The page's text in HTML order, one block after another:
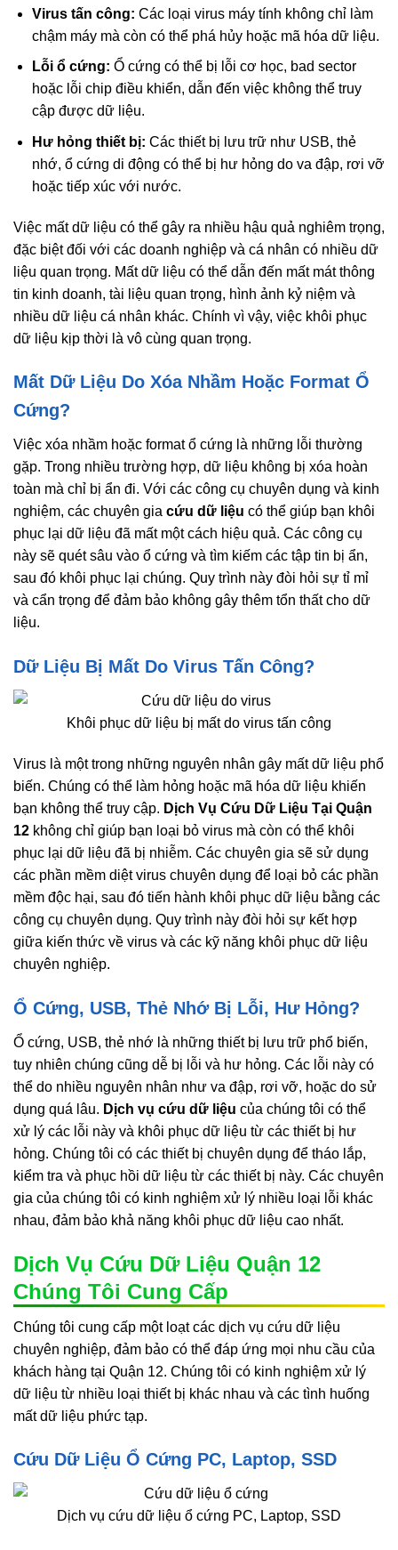
Virus tấn công: Các loại virus máy tính không chỉ làm
chậm máy mà còn có thể phá hủy hoặc mã hóa dữ liệu.
Lỗi ổ cứng: Ổ cứng có thể bị lỗi cơ học, bad sector
hoặc lỗi chip điều khiển, dẫn đến việc không thể truy
cập được dữ liệu.
Hư hỏng thiết bị: Các thiết bị lưu trữ như USB, thẻ
nhớ, ổ cứng di động có thể bị hư hỏng do va đập, rơi vỡ
hoặc tiếp xúc với nước.
Việc mất dữ liệu có thể gây ra nhiều hậu quả nghiêm trọng,
đặc biệt đối với các doanh nghiệp và cá nhân có nhiều dữ
liệu quan trọng. Mất dữ liệu có thể dẫn đến mất mát thông
tin kinh doanh, tài liệu quan trọng, hình ảnh kỷ niệm và
nhiều dữ liệu cá nhân khác. Chính vì vậy, việc khôi phục
dữ liệu kịp thời là vô cùng quan trọng.
Mất Dữ Liệu Do Xóa Nhầm Hoặc Format Ổ
Cứng?
Việc xóa nhầm hoặc format ổ cứng là những lỗi thường
gặp. Trong nhiều trường hợp, dữ liệu không bị xóa hoàn
toàn mà chỉ bị ẩn đi. Với các công cụ chuyên dụng và kinh
nghiệm, các chuyên gia cứu dữ liệu có thể giúp bạn khôi
phục lại dữ liệu đã mất một cách hiệu quả. Các công cụ
này sẽ quét sâu vào ổ cứng và tìm kiếm các tập tin bị ẩn,
sau đó khôi phục lại chúng. Quy trình này đòi hỏi sự tỉ mỉ
và cẩn trọng để đảm bảo không gây thêm tổn thất cho dữ
liệu.
Dữ Liệu Bị Mất Do Virus Tấn Công?
Khôi phục dữ liệu bị mất do virus tấn công
Virus là một trong những nguyên nhân gây mất dữ liệu phổ
biến. Chúng có thể làm hỏng hoặc mã hóa dữ liệu khiến
bạn không thể truy cập. Dịch Vụ Cứu Dữ Liệu Tại Quận
12 không chỉ giúp bạn loại bỏ virus mà còn có thể khôi
phục lại dữ liệu đã bị nhiễm. Các chuyên gia sẽ sử dụng
các phần mềm diệt virus chuyên dụng để loại bỏ các phần
mềm độc hại, sau đó tiến hành khôi phục dữ liệu bằng các
công cụ chuyên dụng. Quy trình này đòi hỏi sự kết hợp
giữa kiến thức về virus và các kỹ năng khôi phục dữ liệu
chuyên nghiệp.
Ổ Cứng, USB, Thẻ Nhớ Bị Lỗi, Hư Hỏng?
Ổ cứng, USB, thẻ nhớ là những thiết bị lưu trữ phổ biến,
tuy nhiên chúng cũng dễ bị lỗi và hư hỏng. Các lỗi này có
thể do nhiều nguyên nhân như va đập, rơi vỡ, hoặc do sử
dụng quá lâu. Dịch vụ cứu dữ liệu của chúng tôi có thể
xử lý các lỗi này và khôi phục dữ liệu từ các thiết bị hư
hỏng. Chúng tôi có các thiết bị chuyên dụng để tháo lắp,
kiểm tra và phục hồi dữ liệu từ các thiết bị này. Các chuyên
gia của chúng tôi có kinh nghiệm xử lý nhiều loại lỗi khác
nhau, đảm bảo khả năng khôi phục dữ liệu cao nhất.
Dịch Vụ Cứu Dữ Liệu Quận 12
Chúng Tôi Cung Cấp
Chúng tôi cung cấp một loạt các dịch vụ cứu dữ liệu
chuyên nghiệp, đảm bảo có thể đáp ứng mọi nhu cầu của
khách hàng tại Quận 12. Chúng tôi có kinh nghiệm xử lý
dữ liệu từ nhiều loại thiết bị khác nhau và các tình huống
mất dữ liệu phức tạp.
Cứu Dữ Liệu Ổ Cứng PC, Laptop, SSD
Dịch vụ cứu dữ liệu ổ cứng PC, Laptop, SSD